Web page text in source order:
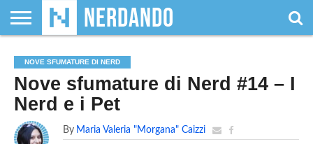
SIAMO
GIOCHI
DA
TAVOLO
GIOCHI
DI
RUOLO
VIDEOGAMES
FILM
&
SERIE
TV
FUMETTI
& LIBRI
MAGIC:
THE
GATHERING
DUNGEONS
&
DRAGONS
WRESTLING
NERDANDO
AWARDS
I
BOLLINI
NOVE SFUMATURE DI NERD
Nove sfumature di Nerd #14 – I
Nerd e i Pet
By Maria Valeria "Morgana" Caizzi